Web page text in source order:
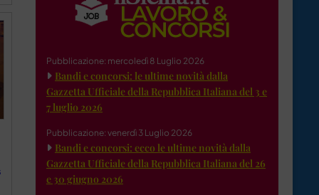
Pubblicazione: mercoledì 8 Luglio 2026
Bandi e concorsi: le ultime novità dalla
Gazzetta Ufficiale della Repubblica Italiana del 3 e
7 luglio 2026
Pubblicazione: venerdì 3 Luglio 2026
Bandi e concorsi: ecco le ultime novità dalla
Gazzetta Ufficiale della Repubblica Italiana del 26
e 30 giugno 2026